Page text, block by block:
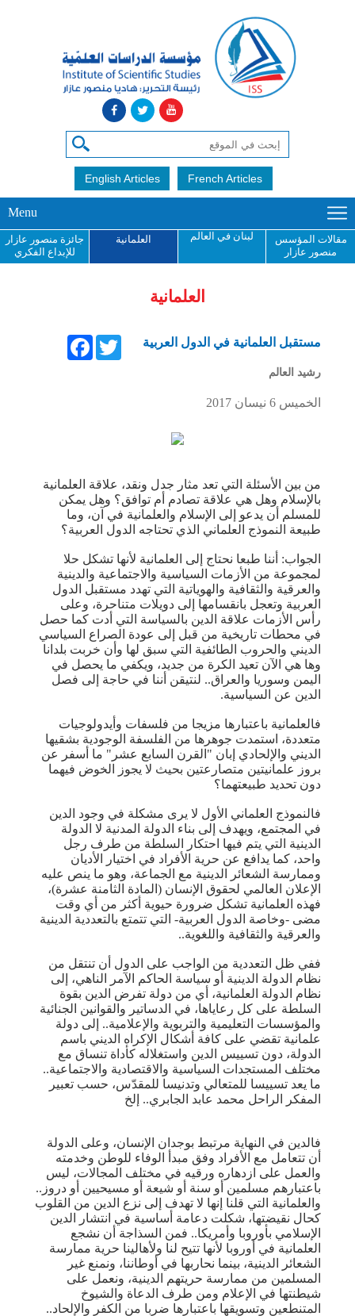
English Articles French Articles
Menu
مقالات المؤسس
منصور عازار
لبنان في العالم العلمانية
جائزة منصور عازار
للإبداع الفكري
العلمانية
FacebookTwitter مستقبل العلمانية في الدول العربية
رشيد العالم
الخميس 6 نيسان 2017
من بين الأسئلة التي تعد مثار جدل ونقد، علاقة العلمانية
بالإسلام وهل هي علاقة تصادم أم توافق؟ وهل يمكن
للمسلم أن يدعو إلى الإسلام والعلمانية في آن، وما
طبيعة النموذج العلماني الذي تحتاجه الدول العربية؟
الجواب: أننا طبعا نحتاج إلى العلمانية لأنها تشكل حلا
لمجموعة من الأزمات السياسية والاجتماعية والدينية
والعرقية والثقافية والهوياتية التي تهدد مستقبل الدول
العربية وتعجل بانقسامها إلى دويلات متناحرة، وعلى
رأس الأزمات علاقة الدين بالسياسة التي أدت كما حصل
في محطات تاريخية من قبل إلى عودة الصراع السياسي
الديني والحروب الطائفية التي سبق لها وأن خربت بلدانا
وها هي الآن تعيد الكرة من جديد، ويكفي ما يحصل في
اليمن وسوريا والعراق.. لنتيقن أننا في حاجة إلى فصل
الدين عن السياسية.
فالعلمانية باعتبارها مزيجا من فلسفات وأيدولوجيات
متعددة، استمدت جوهرها من الفلسفة الوجودية بشقيها
الديني والإلحادي إبان "القرن السابع عشر" ما أسفر عن
بروز علمانيتين متصارعتين بحيث لا يجوز الخوض فيهما
دون تحديد طبيعتهما؟
فالنموذج العلماني الأول لا يرى مشكلة في وجود الدين
في المجتمع، ويهدف إلى بناء الدولة المدنية لا الدولة
الدينية التي يتم فيها احتكار السلطة من طرف رجل
واحد، كما يدافع عن حرية الأفراد في اختيار الأديان
وممارسة الشعائر الدينية مع الجماعة، وهو ما ينص عليه
الإعلان العالمي لحقوق الإنسان (المادة الثامنة عشرة)،
فهذه العلمانية تشكل ضرورة حيوية أكثر من أي وقت
مضى -وخاصة الدول العربية- التي تتمتع بالتعددية الدينية
والعرقية والثقافية واللغوية..
ففي ظل التعددية من الواجب على الدول أن تنتقل من
نظام الدولة الدينية أو سياسة الحاكم الآمر الناهي، إلى
نظام الدولة العلمانية، أي من دولة تفرض الدين بقوة
السلطة على كل رعاياها، في الدساتير والقوانين الجنائية
والمؤسسات التعليمية والتربوية والإعلامية.. إلى دولة
علمانية تقضي على كافة أشكال الإكراه الديني باسم
الدولة، دون تسييس الدين واستغلاله كأداة تنساق مع
مختلف المستجدات السياسية والاقتصادية والاجتماعية..
ما يعد تسييسا للمتعالي وتدنيسا للمقدّس، حسب تعبير
المفكر الراحل محمد عابد الجابري.. إلخ
فالدين في النهاية مرتبط بوجدان الإنسان، وعلى الدولة
أن تتعامل مع الأفراد وفق مبدأ الوفاء للوطن وخدمته
والعمل على ازدهاره ورقيه في مختلف المجالات، ليس
باعتبارهم مسلمين أو سنة أو شيعة أو مسيحيين أو دروز..
والعلمانية التي قلنا إنها لا تهدف إلى نزع الدين من القلوب
كحال نقيضتها، شكلت دعامة أساسية في انتشار الدين
الإسلامي بأوروبا وأمريكا.. فمن السذاجة أن نشجع
العلمانية في أوروبا لأنها تتيح لنا ولأهالينا حرية ممارسة
الشعائر الدينية، بينما نحاربها في أوطاننا، ونمنع غير
المسلمين من ممارسة حريتهم الدينية، ونعمل على
شيطنتها في الإعلام ومن طرف الدعاة والشيوخ
المتنطعين وتسويقها باعتبارها ضربا من الكفر والإلحاد..